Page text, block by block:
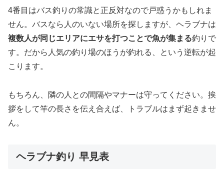
4番目はバス釣りの常識と正反対なので戸惑うかもしれま
せん。バスなら人のいない場所を探しますが、ヘラブナは
複数人が同じエリアにエサを打つことで魚が集まる釣りで
す。だから人気の釣り場のほうが釣れる、という逆転が起
こります。
もちろん、隣の人との間隔やマナーは守ってください。挨
拶をして竿の長さを伝え合えば、トラブルはまず起きませ
ん。
ヘラブナ釣り 早見表